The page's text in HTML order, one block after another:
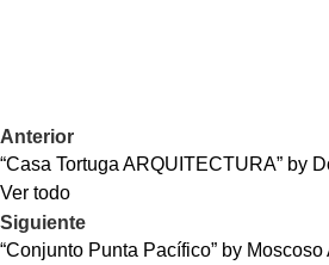
Anterior
“Casa Tortuga ARQUITECTURA” by
Ver todo
Siguiente
“Conjunto Punta Pacífico” by